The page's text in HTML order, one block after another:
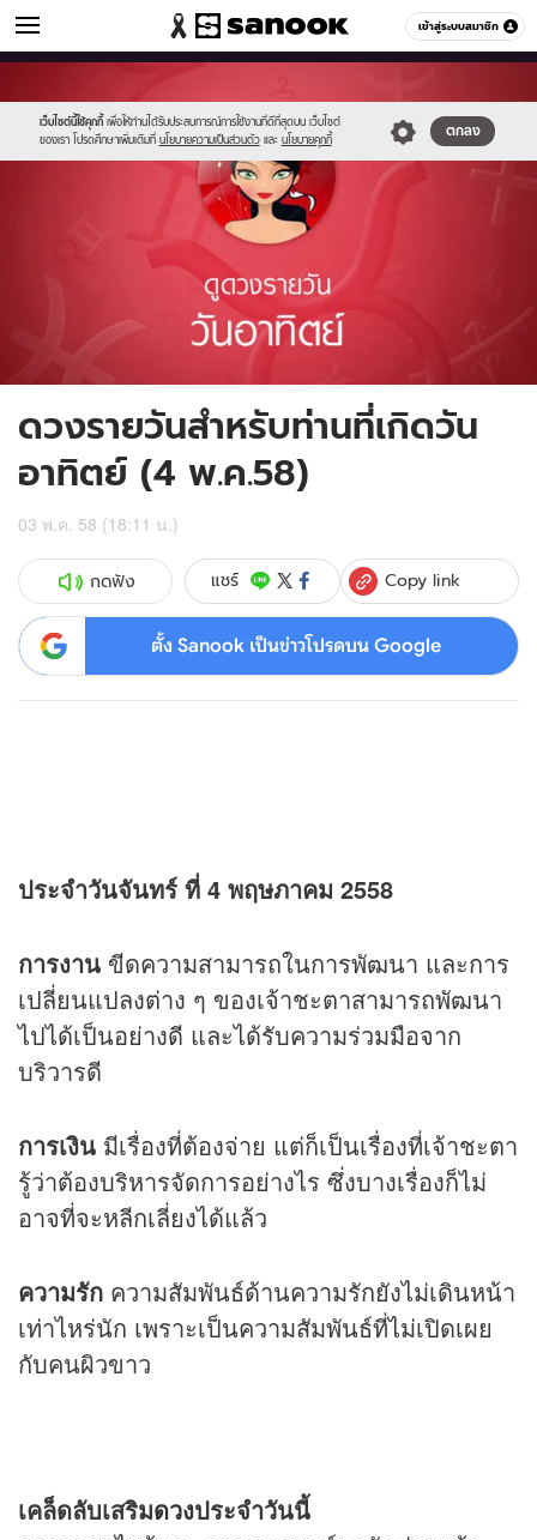
เข้าสู่ระบบสมาชิก
ดูดวง หมวดอื่นๆ
เว็บไซต์นี้ใช้คุกกี้ เพื่อให้ท่านได้รับประสบการณ์การใช้งานที่ดีที่สุดบน เว็บไซต์
ของเรา โปรดศึกษาเพิ่มเติมที่ นโยบายความเป็นส่วนตัว และ นโยบายคุกกี้
ตกลง
new-
sanook.png
ดวงรายวันสำหรับท่านที่เกิดวัน
อาทิตย์ (4 พ.ค.58)
03 พ.ค. 58 (18:11 น.)
กดฟัง แชร์ Copy link
ตั้ง Sanook เป็นข่าวโปรดบน Google
ประจำวันจันทร์ ที่ 4 พฤษภาคม 2558
การงาน ขีดความสามารถในการพัฒนา และการ
เปลี่ยนแปลงต่าง ๆ ของเจ้าชะตาสามารถพัฒนา
ไปได้เป็นอย่างดี และได้รับความร่วมมือจาก
บริวารดี
การเงิน มีเรื่องที่ต้องจ่าย แต่ก็เป็นเรื่องที่เจ้าชะตา
รู้ว่าต้องบริหารจัดการอย่างไร ซึ่งบางเรื่องก็ไม่
อาจที่จะหลีกเลี่ยงได้แล้ว
ความรัก ความสัมพันธ์ด้านความรักยังไม่เดินหน้า
เท่าไหร่นัก เพราะเป็นความสัมพันธ์ที่ไม่เปิดเผย
กับคนผิวขาว
เคล็ดลับเสริมดวงประจำวันนี้